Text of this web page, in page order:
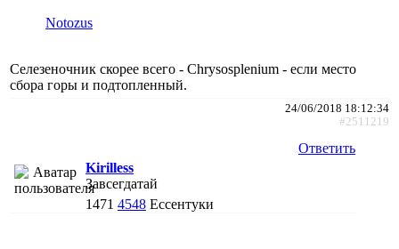
Notozus
Селезеночник скорее всего - Chrysosplenium - если место
сбора горы и подтопленный.
24/06/2018 18:12:34
#2511219
Ответить
Kirilless
Завсегдатай
1471 4548 Ессентуки